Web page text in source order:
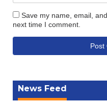
Save my name, email,
next time I comment.
News Feed